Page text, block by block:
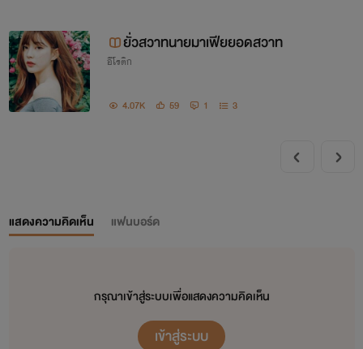
ยั่วสวาทนายมาเฟียยอดสวาท
อีโรติก
4.07K 59 1 3
แสดงความคิดเห็น แฟนบอร์ด
กรุณาเข้าสู่ระบบเพื่อแสดงความคิดเห็น
เข้าสู่ระบบ